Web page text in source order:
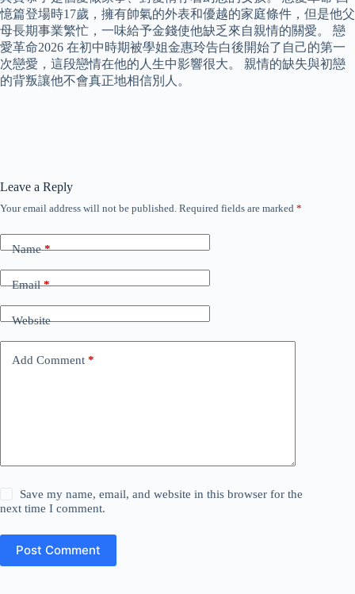
憶篇登場時17歲，擁有帥氣的外表和優越的家庭條件，但是他父
母長期事業繁忙，一味給予金錢使他缺乏來自親情的關愛。 戀
愛革命2026 在初中時期被學姐金惠玲告白後開始了自己的第一
次戀愛，這段戀情在他的人生中影響很大。 親情的缺失與初戀
的背叛讓他不會真正地相信別人。
Leave a Reply
Your email address will not be published. Required fields are marked *
Name*
Email*
Website
Add Comment *
Save my name, email, and website in this browser for the
next time I comment.
Post Comment